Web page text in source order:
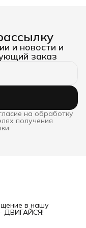
и новости и
заказ
на обработку
получения
в нашу
ДВИГАЙСЯ!